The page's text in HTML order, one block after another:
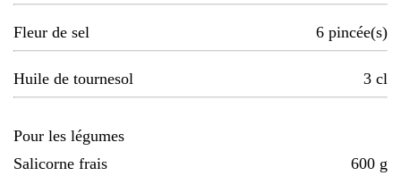
Fleur de sel 6 pincée(s)
Huile de tournesol 3 cl
Pour les légumes
Salicorne frais
600 g